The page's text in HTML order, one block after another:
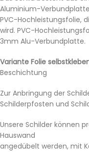
Aluminium-
PVC-Hochleistungsfolie,
wird. PVC-
3mm Alu-Verbundplatte.
Variante Folie
Beschichtung
Zur Anbringung der
Schilderpfosten und
Unsere Schilder können
Hauswand
angedübelt werden, mit